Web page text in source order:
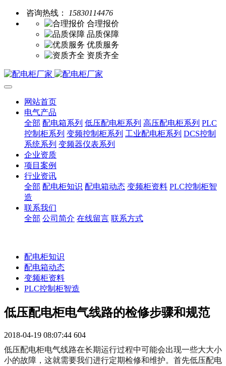
咨询热线：
15830114476
合理报价
品质保障
优质服务
资质齐全
网站首页
电气产品
全部 配电箱系列 低压配电柜系列 高压配电柜系列 PLC
控制柜系列 变频控制柜系列 工业配电柜系列 DCS控制
系统系列 变频器仪表系列
企业资质
项目案例
行业资讯
全部 配电柜知识 配电箱动态 变频柜资料 PLC控制柜智
造
联系我们
全部 公司简介 在线留言 联系方式
配电柜知识
配电箱动态
变频柜资料
PLC控制柜智造
低压配电柜电气线路的检修步骤和规范
2018-04-19 08:07:44 604
低压配电柜电气线路在长期运行过程中可能会出现一些大大小
小的故障，这就需要我们进行定期检修和维护。首先低压配电